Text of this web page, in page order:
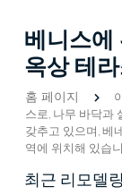
베니스에
옥상 테
홈 페이지
스로, 나무 바닥과
갖추고 있으며, 베
역에 위치해 있습
최근 리모델